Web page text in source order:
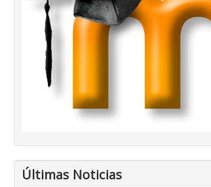
Últimas Noticias